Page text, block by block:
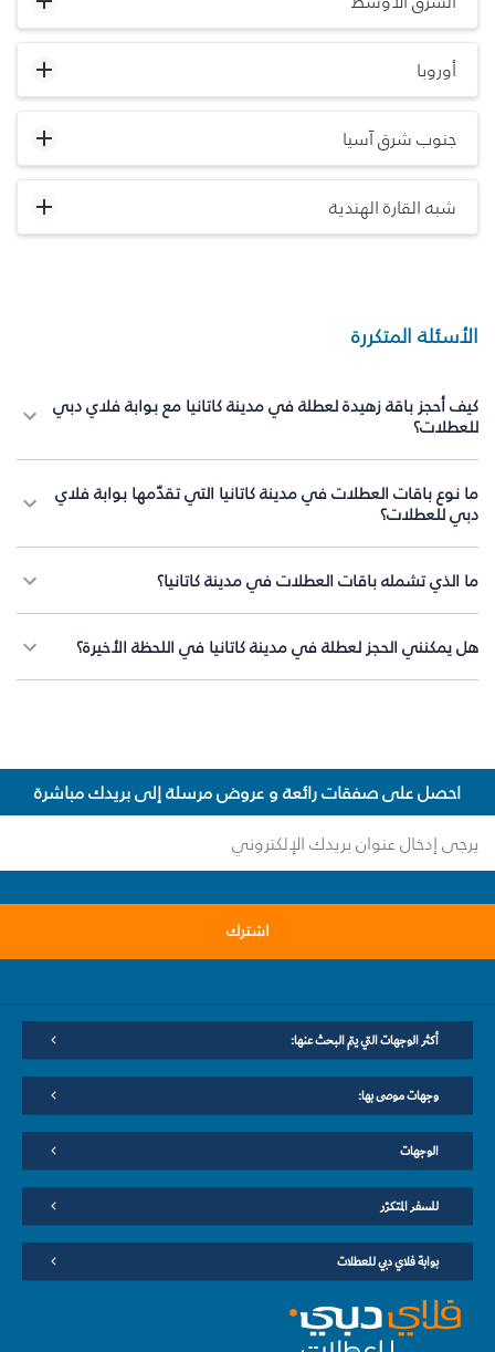
أوروبا
جنوب شرق آسيا
شبه القارة الهندية
الأسئلة المتكررة
كيف أحجز باقة زهيدة لعطلة في مدينة كاتانيا مع بوابة فلاي دبي
للعطلات؟
ما نوع باقات العطلات في مدينة كاتانيا التي تقدّمها بوابة فلاي
دبي للعطلات؟
ما الذي تشمله باقات العطلات في مدينة كاتانيا؟
هل يمكنني الحجز لعطلة في مدينة كاتانيا في اللحظة الأخيرة؟
احصل على صفقات رائعة و عروض مرسلة إلى بريدك مباشرة
اشترك
أكثر الوجهات التي يتم البحث عنها:
وجهات موصى بها:
الوجهات
للسفر المتكرّر
بوابة فلاي دبي للعطلات